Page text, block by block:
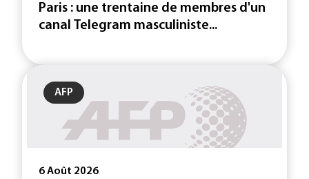
Paris : une trentaine de membres d'un
canal Telegram masculiniste...
AFP
6 Août 2026